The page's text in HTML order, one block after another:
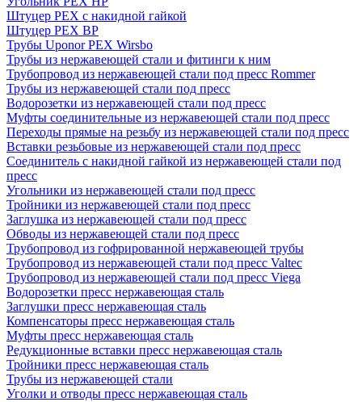
Штуцер PEX c накидной гайкой
Штуцер PEX ВР
Трубы Uponor PEX Wirsbo
Трубы из нержавеющей стали и фитинги к ним
Трубопровод из нержавеющей стали под пресс Rommer
Трубы из нержавеющей стали под пресс
Водорозетки из нержавеющей стали под пресс
Муфты соединительные из нержавеющей стали под пресс
Переходы прямые на резьбу из нержавеющей стали под пресс
Вставки резьбовые из нержавеющей стали под пресс
Соединитель с накидной гайкой из нержавеющей стали под
пресс
Угольники из нержавеющей стали под пресс
Тройники из нержавеющей стали под пресс
Заглушка из нержавеющей стали под пресс
Обводы из нержавеющей стали под пресс
Трубопровод из гофрированной нержавеющей трубы
Трубопровод из нержавеющей стали под пресс Valtec
Трубопровод из нержавеющей стали под пресс Viega
Водорозетки пресс нержавеющая сталь
Заглушки пресс нержавеющая сталь
Компенсаторы пресс нержавеющая сталь
Муфты пресс нержавеющая сталь
Редукционные вставки пресс нержавеющая сталь
Тройники пресс нержавеющая сталь
Трубы из нержавеющей стали
Уголки и отводы пресс нержавеющая сталь